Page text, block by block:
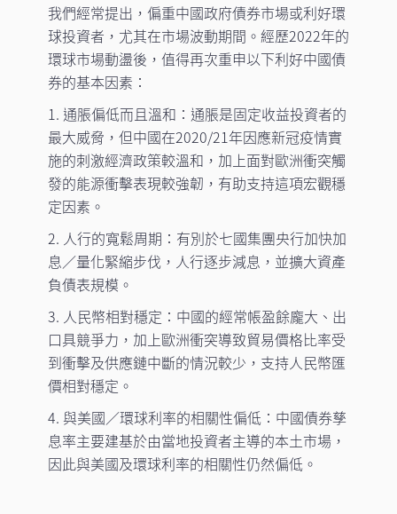
我們經常提出，偏重中國政府債券市場或利好環
球投資者，尤其在市場波動期間。經歷2022年的
環球市場動盪後，值得再次重申以下利好中國債
券的基本因素：
1. 通脹偏低而且溫和：通脹是固定收益投資者的
最大威脅，但中國在2020/21年因應新冠疫情實
施的刺激經濟政策較溫和，加上面對歐洲衝突觸
發的能源衝擊表現較強韌，有助支持這項宏觀穩
定因素。
2. 人行的寬鬆周期：有別於七國集團央行加快加
息／量化緊縮步伐，人行逐步減息，並擴大資產
負債表規模。
3. 人民幣相對穩定：中國的經常帳盈餘龐大、出
口具競爭力，加上歐洲衝突導致貿易價格比率受
到衝擊及供應鏈中斷的情況較少，支持人民幣匯
價相對穩定。
4. 與美國／環球利率的相關性偏低：中國債券孳
息率主要建基於由當地投資者主導的本土市場，
因此與美國及環球利率的相關性仍然偏低。